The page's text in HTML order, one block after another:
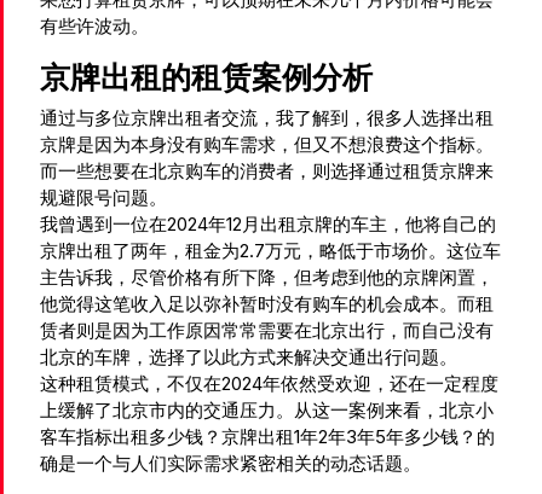
有些许波动。
京牌出租的租赁案例分析
通过与多位京牌出租者交流，我了解到，很多人选择出租
京牌是因为本身没有购车需求，但又不想浪费这个指标。
而一些想要在北京购车的消费者，则选择通过租赁京牌来
规避限号问题。
我曾遇到一位在2024年12月出租京牌的车主，他将自己的
京牌出租了两年，租金为2.7万元，略低于市场价。这位车
主告诉我，尽管价格有所下降，但考虑到他的京牌闲置，
他觉得这笔收入足以弥补暂时没有购车的机会成本。而租
赁者则是因为工作原因常常需要在北京出行，而自己没有
北京的车牌，选择了以此方式来解决交通出行问题。
这种租赁模式，不仅在2024年依然受欢迎，还在一定程度
上缓解了北京市内的交通压力。从这一案例来看，北京小
客车指标出租多少钱？京牌出租1年2年3年5年多少钱？的
确是一个与人们实际需求紧密相关的动态话题。